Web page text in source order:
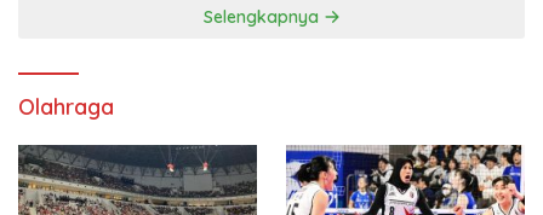
Selengkapnya
Olahraga